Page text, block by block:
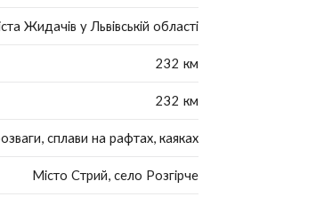
Жидачів у Львівській області
232 км
232 км
сплави на рафтах, каяках
Місто Стрий, село Розгірче